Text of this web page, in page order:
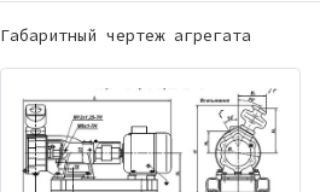
Габаритный чертеж агрегата